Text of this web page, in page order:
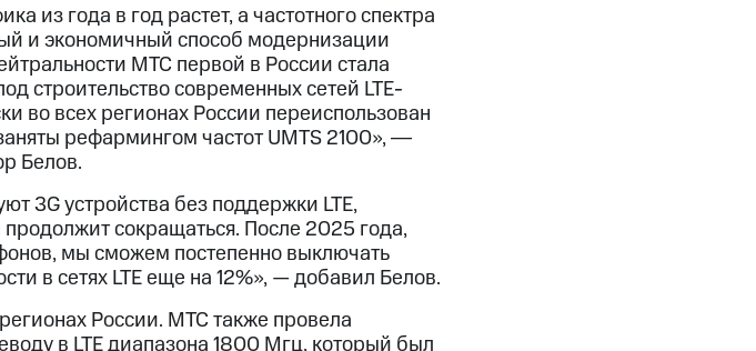
из года в год растет, а частотного спектра
и экономичный способ модернизации
МТС первой в России стала
строительство современных сетей LTE-
во всех регионах России переиспользован
рефармингом частот UMTS 2100», ―
Белов.
3G устройства без поддержки LTE,
сокращаться. После 2025 года,
мы сможем постепенно выключать
в сетях LTE еще на 12%», — добавил Белов.
России. МТС также провела